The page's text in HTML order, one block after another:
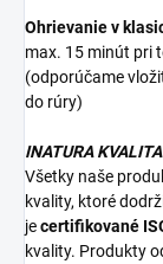
Ohrievanie v
max. 15 minút pri
(odporúčame
do rúry)
INATURA
Všetky naše
kvality, ktoré
jecertifikované
kvality. Produkty